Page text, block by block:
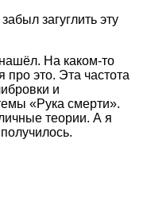
загуглить эту
На каком-то
это. Эта частота
и
«Рука смерти».
теории. А я